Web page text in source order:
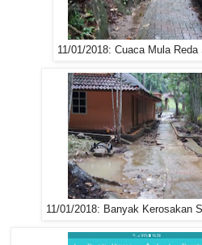
11/01/2018: Cuaca Mula
11/01/2018: Banyak Kerosakan